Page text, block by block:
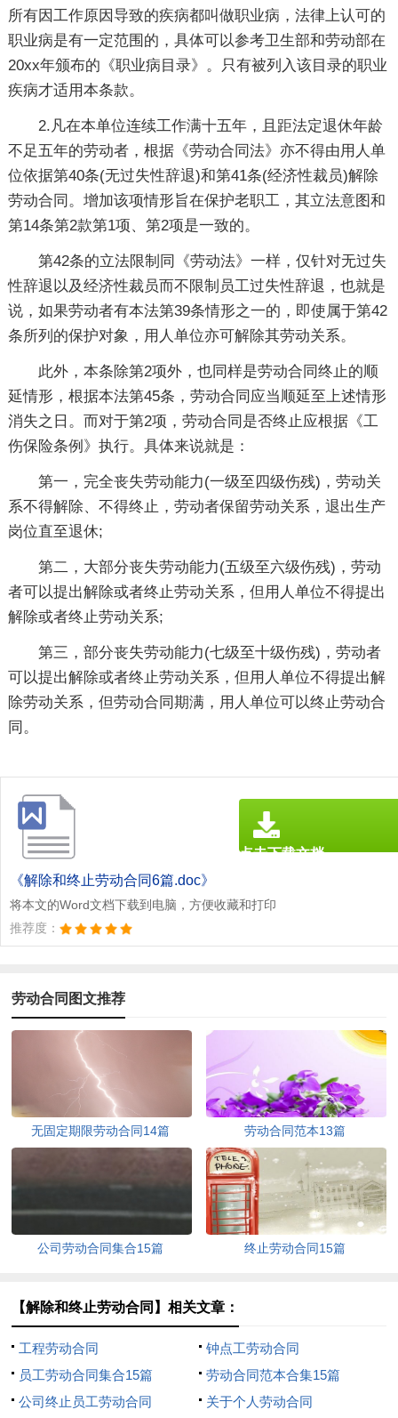
所有因工作原因导致的疾病都叫做职业病，法律上认可的
职业病是有一定范围的，具体可以参考卫生部和劳动部在
20xx年颁布的《职业病目录》。只有被列入该目录的职业
疾病才适用本条款。
2.凡在本单位连续工作满十五年，且距法定退休年龄
不足五年的劳动者，根据《劳动合同法》亦不得由用人单
位依据第40条(无过失性辞退)和第41条(经济性裁员)解除
劳动合同。增加该项情形旨在保护老职工，其立法意图和
第14条第2款第1项、第2项是一致的。
第42条的立法限制同《劳动法》一样，仅针对无过失
性辞退以及经济性裁员而不限制员工过失性辞退，也就是
说，如果劳动者有本法第39条情形之一的，即使属于第42
条所列的保护对象，用人单位亦可解除其劳动关系。
此外，本条除第2项外，也同样是劳动合同终止的顺
延情形，根据本法第45条，劳动合同应当顺延至上述情形
消失之日。而对于第2项，劳动合同是否终止应根据《工
伤保险条例》执行。具体来说就是：
第一，完全丧失劳动能力(一级至四级伤残)，劳动关
系不得解除、不得终止，劳动者保留劳动关系，退出生产
岗位直至退休;
第二，大部分丧失劳动能力(五级至六级伤残)，劳动
者可以提出解除或者终止劳动关系，但用人单位不得提出
解除或者终止劳动关系;
第三，部分丧失劳动能力(七级至十级伤残)，劳动者
可以提出解除或者终止劳动关系，但用人单位不得提出解
除劳动关系，但劳动合同期满，用人单位可以终止劳动合
同。
《解除和终止劳动合同6篇.doc》
将本文的Word文档下载到电脑，方便收藏和打印
推荐度：
点击下载文档
劳动合同图文推荐
无固定期限劳动合同14篇 劳动合同范本13篇
公司劳动合同集合15篇 终止劳动合同15篇
【解除和终止劳动合同】相关文章：
工程劳动合同
钟点工劳动合同
员工劳动合同集合15篇
劳动合同范本合集15篇
公司终止员工劳动合同
关于个人劳动合同